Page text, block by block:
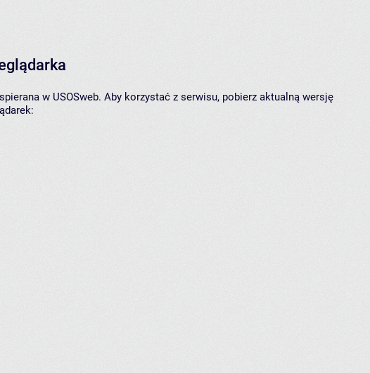
w USOSweb. Aby korzystać z serwisu, pobierz aktualną wersję